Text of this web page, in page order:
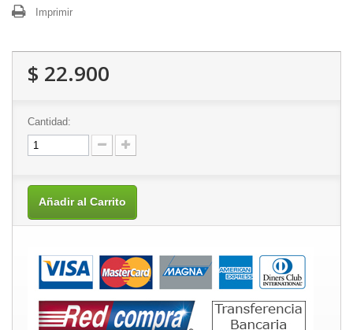
Imprimir
$ 22.900
Cantidad:
Añadir al Carrito